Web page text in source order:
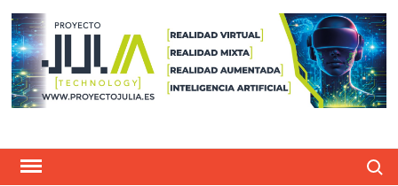
Saltar
contenido